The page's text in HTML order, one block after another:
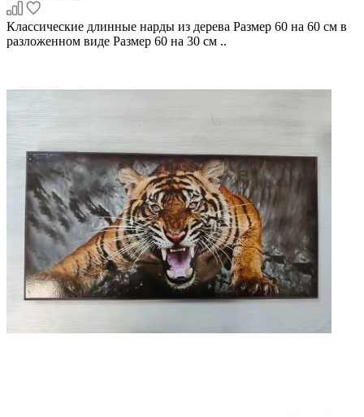
Классические длинные нарды из дерева Размер 60 на 60 см в
разложенном виде Размер 60 на 30 см ..